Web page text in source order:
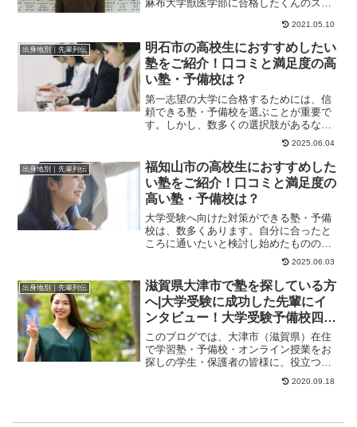
麻布大学獣医学部に合格したくんのスト
2021.05.10
出身地別｜先輩列伝
明石市の高校生におすすめしたい
塾をご紹介！口コミと満足度の高
い塾・予備校は？
第一志望の大学に合格するためには、信
頼できる塾・予備校を選ぶことが重要で
す。しかし、数多くの選択肢があるなか
で、どの塾・予備校が自分に合っている
2025.06.04
出身地別｜先輩列伝
福知山市の高校生におすすめした
い塾をご紹介！口コミと満足度の
高い塾・予備校は？
大学受験へ向けた対策ができる塾・予備
校は、数多くあります。自分に合ったと
ころに通いたいと検討し始めたものの、
自分に合った塾や予備校をどのように選
2025.06.03
出身地別｜先輩列伝
滋賀県大津市で塾を探している方
へ|大学受験に成功した先輩にイ
ンタビュー！大学受験予備校四谷
学院
このブログでは、大津市（滋賀県）在住
で学習塾・予備校・オンライン授業をお
探しの学生・保護者の皆様に、役立つ情
報やヒントになる情報をお伝えします。
2020.09.18